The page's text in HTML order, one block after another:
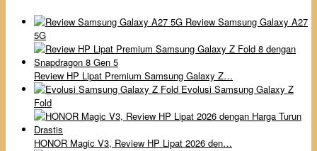
Review Samsung Galaxy A27
5G
Review HP Lipat Premium Samsung Galaxy Z…
Evolusi Samsung Galaxy Z
Fold
HONOR Magic V3, Review HP Lipat 2026 den…